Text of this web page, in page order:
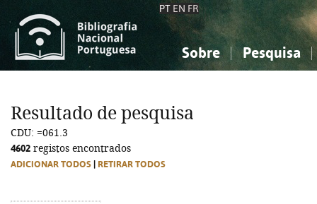
PT EN FR
Sobre Pesquisa
Ciências sociais...
Ciências sociais...
Resultado de pesquisa
CDU: =061.3
4602 registos encontrados
ADICIONAR TODOS RETIRAR TODOS